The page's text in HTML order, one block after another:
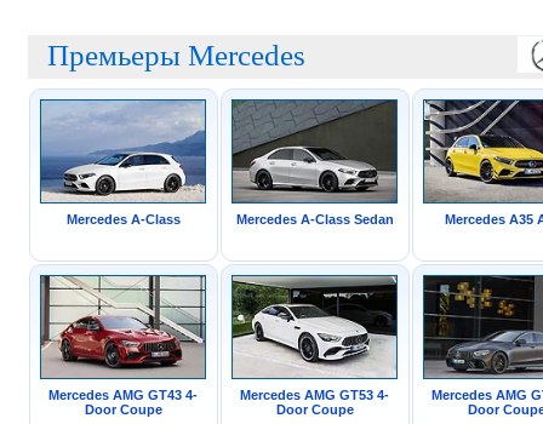
Премьеры Mercedes
Mercedes A-Class Mercedes A-Class Sedan Mercedes A35
Mercedes AMG GT43 4-
Door Coupe
Mercedes AMG GT53 4-
Door Coupe
Mercedes AMG
Door